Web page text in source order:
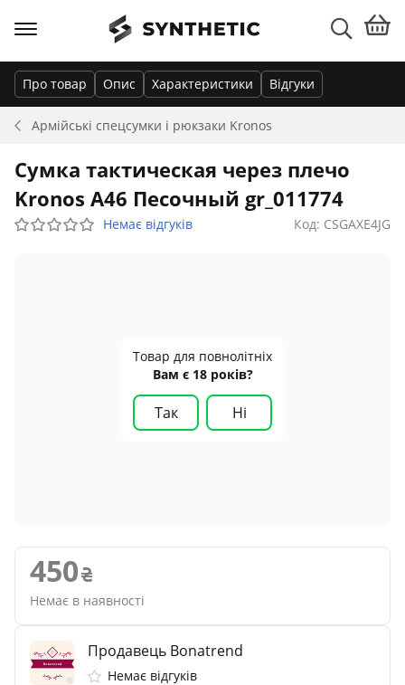
Армійські спецсумки і рюкзаки Kronos
Про товар Опис Характеристики Відгуки
Сумка тактическая через плечо
Kronos A46 Песочный gr_011774
Немає відгуків Код: CSGAXE4JG
Товар для повнолітніх
Вам є 18 років?
Так Ні
450
Немає в наявності
Продавець Bonatrend
Немає відгуків